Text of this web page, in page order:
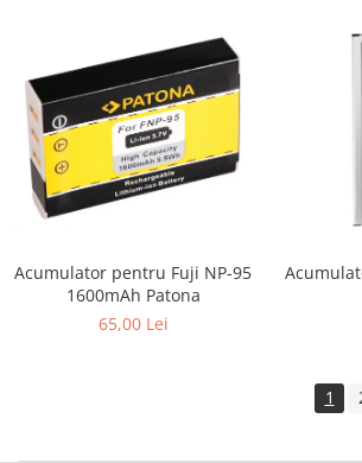
Acumulator pentru Fuji NP-95
1600mAh Patona
65,00 Lei
1